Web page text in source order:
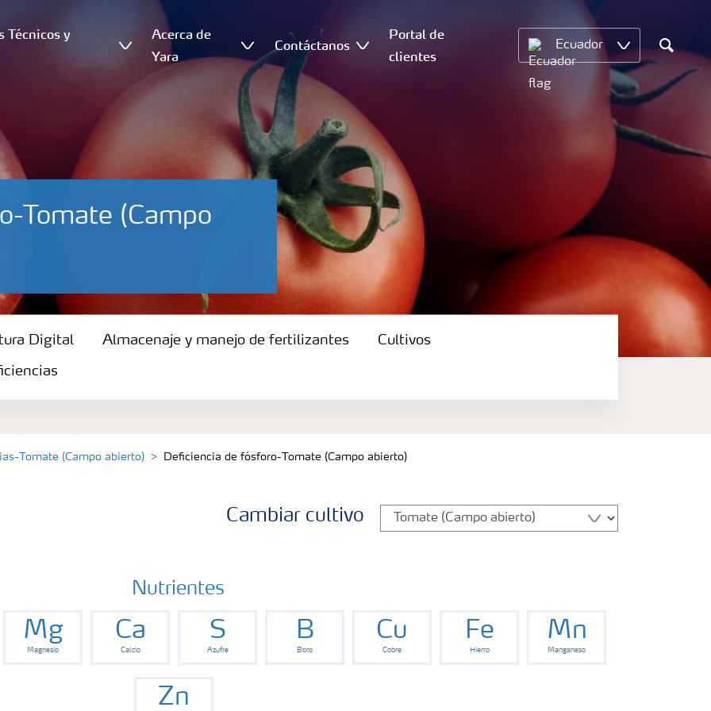
Técnicos y
Acerca de
Yara
Contáctanos
Portal de
clientes
Ecuador
Search
Tomate (Campo
Digital Almacenaje y manejo de fertilizantes Cultivos
Tomate (Campo abierto) Deficiencia de fósforo-Tomate (Campo abierto)
Cambiar cultivo
Nutrientes
Mg
Magnesio
Ca
Calcio
S
Azufre
B
Boro
Cu
Cobre
Fe
Hierro
Mn
Manganeso
Zn